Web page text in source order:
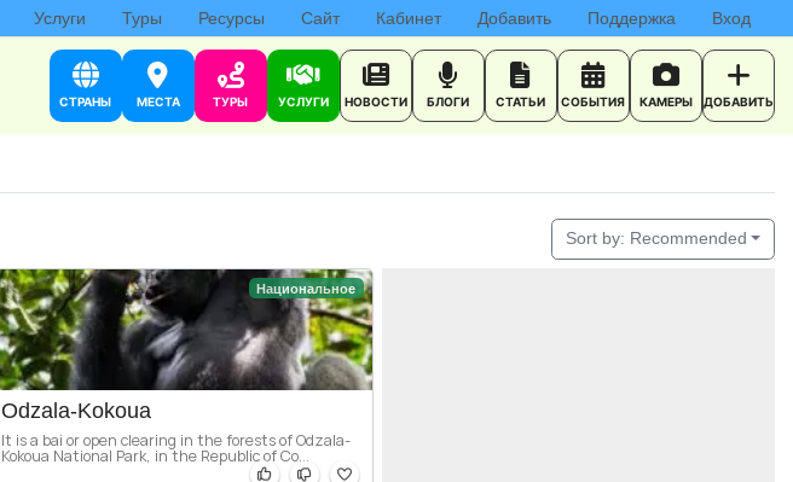
Услуги Туры Ресурсы Сайт Кабинет Добавить Поддержка Вход
СТРАНЫ МЕСТА ТУРЫ УСЛУГИ НОВОСТИ БЛОГИ СТАТЬИ СОБЫТИЯ КАМЕРЫ ДОБАВИТЬ
Sort by: Recommended
Национальное
Odzala-Kokoua
It is a bai or open clearing in the forests of Odzala-
Kokoua National Park, in the Republic of Co...